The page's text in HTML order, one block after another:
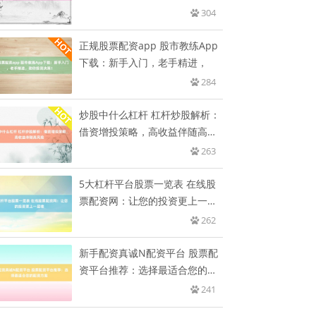
304
正规股票配资app 股市教练App
下载：新手入门，老手精进，
284
炒股中什么杠杆 杠杆炒股解析：
借资增投策略，高收益伴随高风
263
5大杠杆平台股票一览表 在线股
票配资网：让您的投资更上一层
262
新手配资真诚N配资平台 股票配
资平台推荐：选择最适合您的配
241